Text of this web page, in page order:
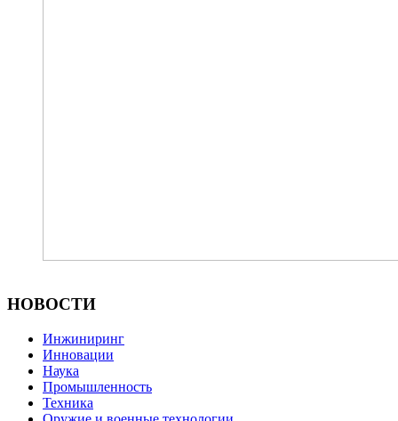
НОВОСТИ
Инжиниринг
Инновации
Наука
Промышленность
Техника